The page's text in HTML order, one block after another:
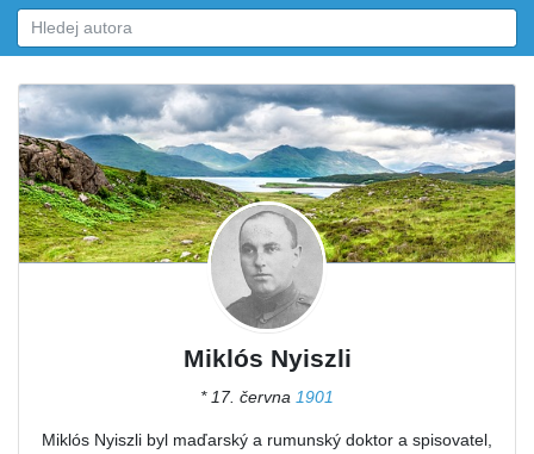
Miklós Nyiszli
* 17. června 1901
Miklós Nyiszli byl maďarský a rumunský doktor a spisovatel,